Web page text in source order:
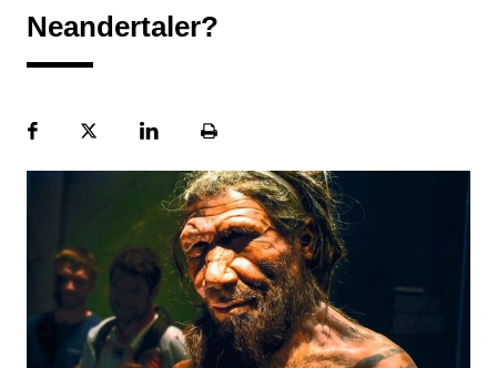
Neandertaler?
FacebookPlattformLinekdInSeite